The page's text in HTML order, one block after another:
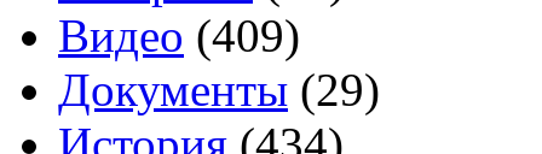
Видео (409)
Документы (29)
История (434)